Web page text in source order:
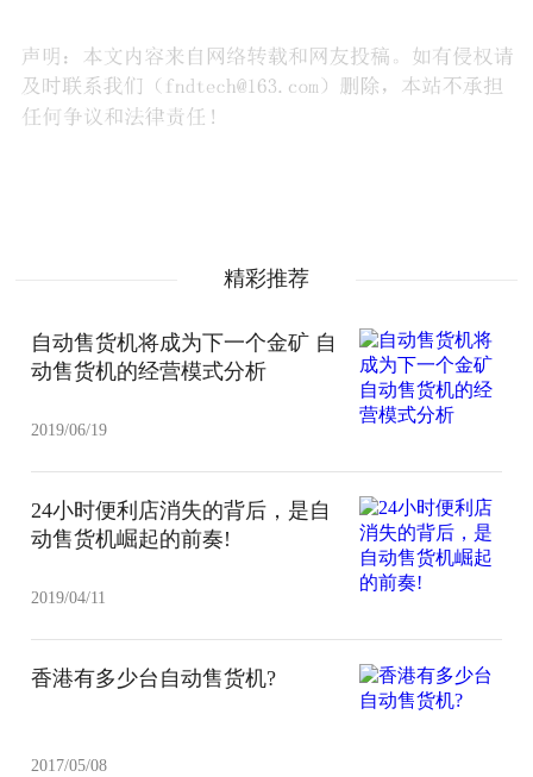
精彩推荐
自动售货机将成为下一个金矿 自
动售货机的经营模式分析
2019/06/19
24小时便利店消失的背后，是自
动售货机崛起的前奏!
2019/04/11
香港有多少台自动售货机?
2017/05/08